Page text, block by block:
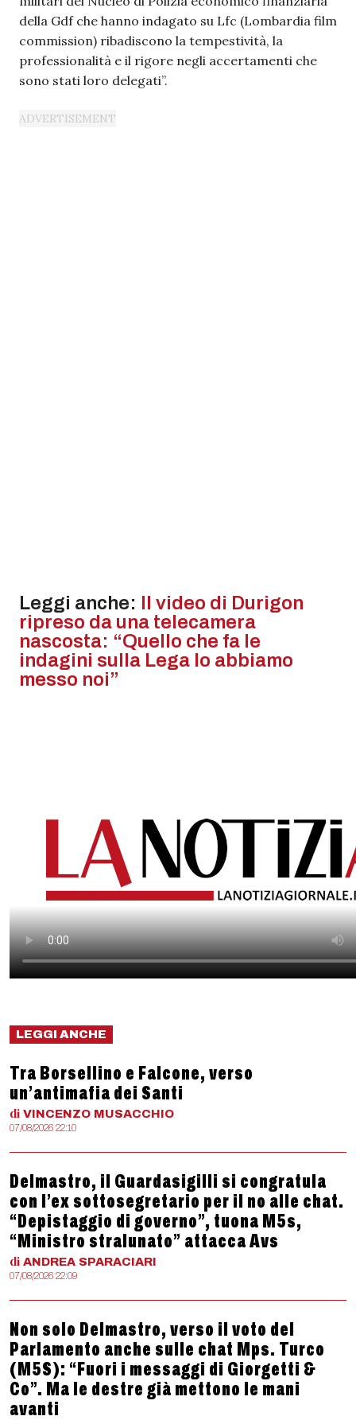
della Gdf che hanno indagato su Lfc (Lombardia film
commission) ribadiscono la tempestività, la
professionalità e il rigore negli accertamenti che
sono stati loro delegati”.
Leggi anche: Il video di Durigon
ripreso da una telecamera
nascosta: “Quello che fa le
indagini sulla Lega lo abbiamo
messo noi”
LEGGI ANCHE
Tra Borsellino e Falcone, verso
un’antimafia dei Santi
di VINCENZO MUSACCHIO
07/08/2026 22:10
Delmastro, il Guardasigilli si congratula
con l’ex sottosegretario per il no alle chat.
“Depistaggio di governo”, tuona M5s,
“Ministro stralunato” attacca Avs
di ANDREA SPARACIARI
07/08/2026 22:09
Non solo Delmastro, verso il voto del
Parlamento anche sulle chat Mps. Turco
(M5S): “Fuori i messaggi di Giorgetti &
Co”. Ma le destre già mettono le mani
avanti